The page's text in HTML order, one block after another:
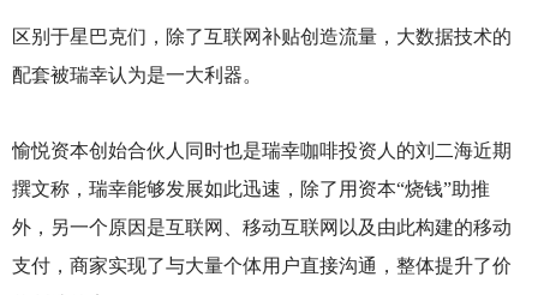
区别于星巴克们，除了互联网补贴创造流量，大数据技术的
配套被瑞幸认为是一大利器。
愉悦资本创始合伙人同时也是瑞幸咖啡投资人的刘二海近期
撰文称，瑞幸能够发展如此迅速，除了用资本“烧钱”助推
外，另一个原因是互联网、移动互联网以及由此构建的移动
支付，商家实现了与大量个体用户直接沟通，整体提升了价